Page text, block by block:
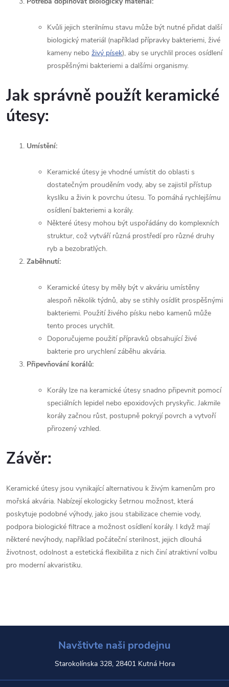
Kvůli jejich sterilnímu stavu může být nutné přidat další
biologický materiál (například přípravky bakteriemi, živé
kameny nebo živý písek), aby se urychlil proces osídlení
prospěšnými bakteriemi a dalšími organismy.
Jak správně použít keramické
útesy:
Umístění:
Keramické útesy je vhodné umístit do oblasti s
dostatečným prouděním vody, aby se zajistil přístup
kyslíku a živin k povrchu útesu. To pomáhá rychlejšímu
osídlení bakteriemi a korály.
Některé útesy mohou být uspořádány do komplexních
struktur, což vytváří různá prostředí pro různé druhy
ryb a bezobratlých.
Zaběhnutí:
Keramické útesy by měly být v akváriu umístěny
alespoň několik týdnů, aby se stihly osídlit prospěšnými
bakteriemi. Použití živého písku nebo kamenů může
tento proces urychlit.
Doporučujeme použití přípravků obsahující živé
bakterie pro urychlení záběhu akvária.
Připevňování korálů:
Korály lze na keramické útesy snadno připevnit pomocí
speciálních lepidel nebo epoxidových pryskyřic. Jakmile
korály začnou růst, postupně pokryjí povrch a vytvoří
přirozený vzhled.
Závěr:
Keramické útesy jsou vynikající alternativou k živým kamenům pro
mořská akvária. Nabízejí ekologicky šetrnou možnost, která
poskytuje podobné výhody, jako jsou stabilizace chemie vody,
podpora biologické filtrace a možnost osídlení korály. I když mají
některé nevýhody, například počáteční sterilnost, jejich dlouhá
životnost, odolnost a estetická flexibilita z nich činí atraktivní volbu
pro moderní akvaristiku.
Navštivte naši prodejnu
Starokolínska 328, 28401 Kutná Hora